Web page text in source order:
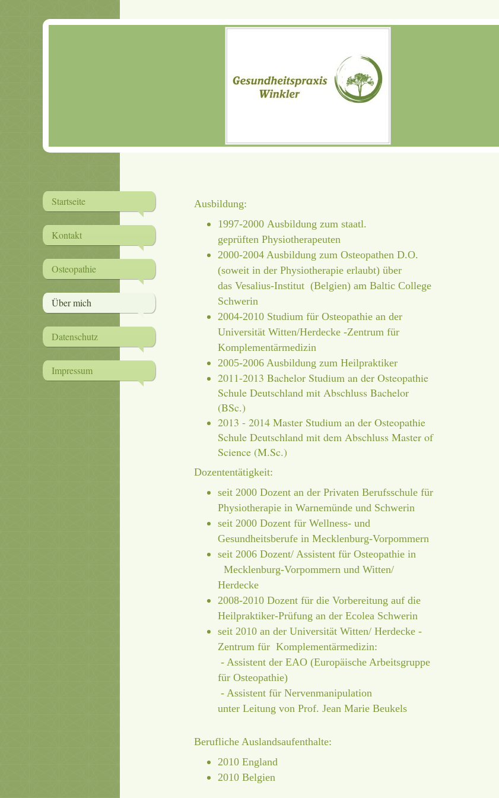
Startseite
Kontakt
Osteopathie
Über mich
Datenschutz
Impressum
Ausbildung:
1997-2000 Ausbildung zum staatl.
geprüften Physiotherapeuten
2000-2004 Ausbildung zum Osteopathen D.O.
(soweit in der Physiotherapie erlaubt) über
das Vesalius-Institut (Belgien) am Baltic College
Schwerin
2004-2010 Studium für Osteopathie an der
Universität Witten/Herdecke -Zentrum für
Komplementärmedizin
2005-2006 Ausbildung zum Heilpraktiker
2011-2013 Bachelor Studium an der Osteopathie
Schule Deutschland mit Abschluss Bachelor
(BSc.)
2013 - 2014 Master Studium an der Osteopathie
Schule Deutschland mit dem Abschluss Master of
Science (M.Sc.)
Dozententätigkeit:
seit 2000 Dozent an der Privaten Berufsschule für
Physiotherapie in Warnemünde und Schwerin
seit 2000 Dozent für Wellness- und
Gesundheitsberufe in Mecklenburg-Vorpommern
seit 2006 Dozent/ Assistent für Osteopathie in
Mecklenburg-Vorpommern und Witten/
Herdecke
2008-2010 Dozent für die Vorbereitung auf die
Heilpraktiker-Prüfung an der Ecolea Schwerin
seit 2010 an der Universität Witten/ Herdecke -
Zentrum für Komplementärmedizin:
- Assistent der EAO (Europäische Arbeitsgruppe
für Osteopathie)
- Assistent für Nervenmanipulation
unter Leitung von Prof. Jean Marie Beukels
Berufliche Auslandsaufenthalte:
2010 England
2010 Belgien